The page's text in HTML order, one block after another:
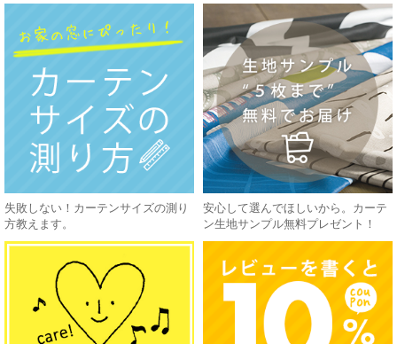
失敗しない！カーテンサイズの測り
方教えます。
安心して選んでほしいから。カーテ
ン生地サンプル無料プレゼント！